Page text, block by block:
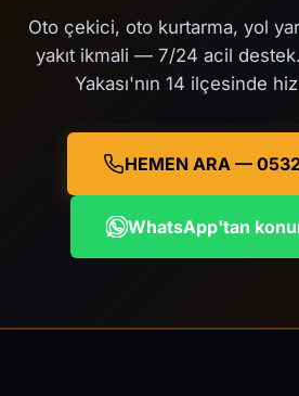
Oto çekici, oto kurtarma, yol
yakıt ikmali — 7/24 acil
Yakası'nın 14 ilçesinde
HEMEN ARA —
WhatsApp'tan